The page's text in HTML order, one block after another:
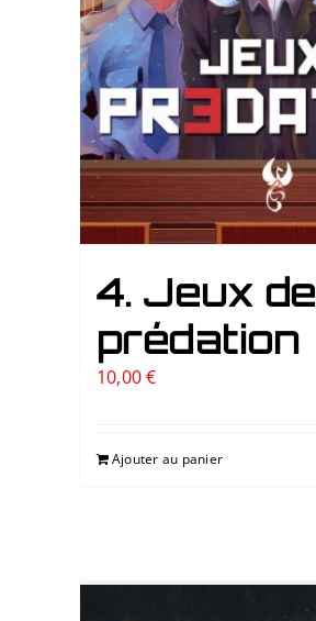
4. Jeux de
prédation
10,00€
Ajouter au panier